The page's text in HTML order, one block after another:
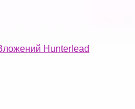
Hunterlead